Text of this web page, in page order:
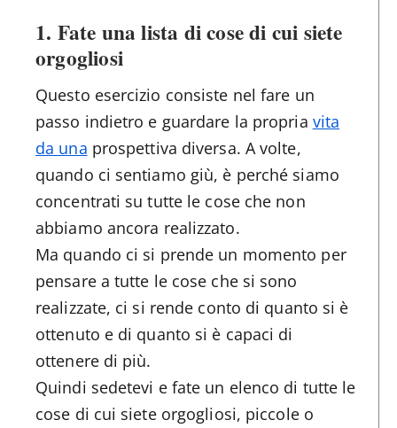
1. Fate una lista di cose di cui siete
orgogliosi
Questo esercizio consiste nel fare un
passo indietro e guardare la propria vita
da una prospettiva diversa. A volte,
quando ci sentiamo giù, è perché siamo
concentrati su tutte le cose che non
abbiamo ancora realizzato.
Ma quando ci si prende un momento per
pensare a tutte le cose che si sono
realizzate, ci si rende conto di quanto si è
ottenuto e di quanto si è capaci di
ottenere di più.
Quindi sedetevi e fate un elenco di tutte le
cose di cui siete orgogliosi, piccole o